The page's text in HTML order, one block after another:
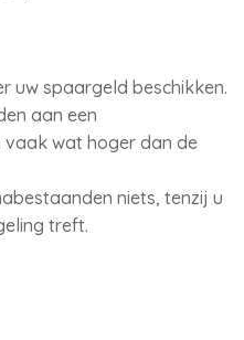
uw spaargeld beschikken.
aan een
vaak wat hoger dan de
niets, tenzij u
treft.